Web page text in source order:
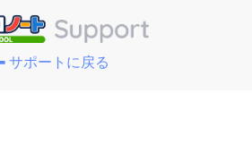
サポートに戻る